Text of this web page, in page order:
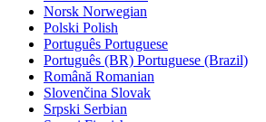
Norsk Norwegian
Polski Polish
Português Portuguese
Português (BR) Portuguese (Brazil)
Română Romanian
Slovenčina Slovak
Srpski Serbian